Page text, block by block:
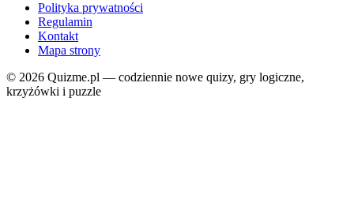
Polityka prywatności
Regulamin
Kontakt
Mapa strony
© 2026 Quizme.pl — codziennie nowe quizy, gry logiczne,
krzyżówki i puzzle